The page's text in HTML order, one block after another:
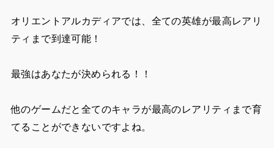
オリエントアルカディアでは、全ての英雄が最高レアリ
ティまで到達可能！
最強はあなたが決められる！！
他のゲームだと全てのキャラが最高のレアリティまで育
てることができないですよね。